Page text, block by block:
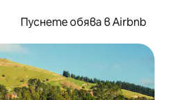
Пуснете обява в Airbnb